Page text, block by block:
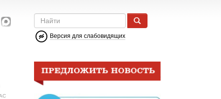
Версия для слабовидящих